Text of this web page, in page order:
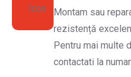
Montam sau
rezistență
Pentru mai multe
contactati la